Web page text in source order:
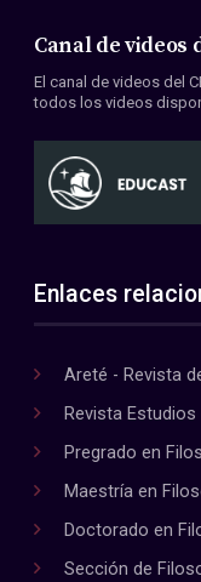
Canal de videos
El canal de videos del
todos los videos
Enlaces
Areté - Revista
Revista
Pregrado en
Maestría en
Doctorado en
Sección de